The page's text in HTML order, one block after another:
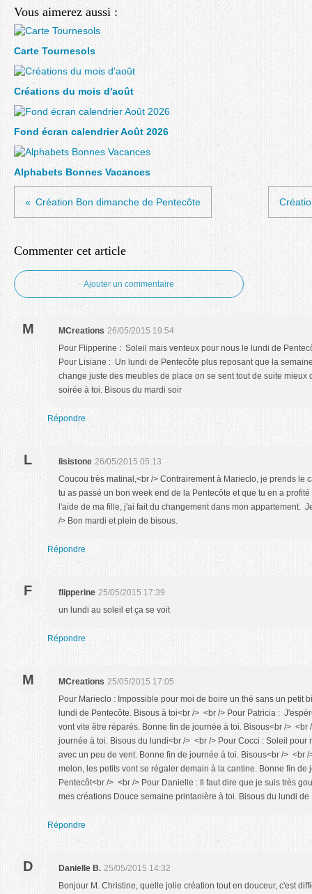
Vous aimerez aussi :
Carte Tournesols
Créations du mois d'août
Fond écran calendrier Août 2026
Alphabets Bonnes Vacances
Création Bon dimanche de Pentecôte
Commenter cet article
Ajouter un commentaire
M MCreations 26/05/2015 19:54
Pour Flipperine : Soleil mais venteux pour nous le lundi de
Pour Lisiane : Un lundi de Pentecôte plus reposant que la
change juste des meubles de place on se sent tout de suite mieux
soirée à toi. Bisous du mardi soir
Répondre
L lisistone 26/05/2015 05:13
Coucou très matinal,<br /> Contrairement à Marieclo, je prends le
tu as passé un bon week end de la Pentecôte et que tu en a
l'aide de ma fille, j'ai fait du changement dans mon appartement.
/> Bon mardi et plein de bisous.
Répondre
F flipperine 25/05/2015 17:39
un lundi au soleil et ça se voit
Répondre
M MCreations 25/05/2015 17:05
Pour Marieclo : Impossible pour moi de boire un thé sans un petit
lundi de Pentecôte. Bisous à toi<br /> <br /> Pour Patricia :
vont vite être réparés. Bonne fin de journée à toi. Bisous<br /> <br
journée à toi. Bisous du lundi<br /> <br /> Pour Cocci : Soleil pour
avec un peu de vent. Bonne fin de journée à toi. Bisous<br /> <br
melon, les petits vont se régaler demain à la cantine. Bonne fin de
Pentecôt<br /> <br /> Pour Danielle : Il faut dire que je suis très
mes créations Douce semaine printanière à toi. Bisous du lundi de
Répondre
D Danielle B. 25/05/2015 14:32
Bonjour M. Christine, quelle jolie création tout en douceur, c'est